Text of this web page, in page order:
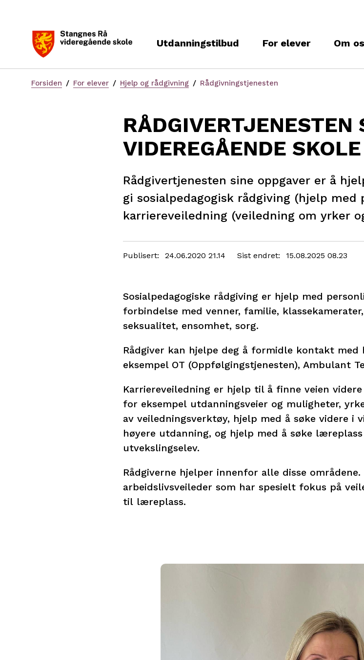
Utdanningstilbud For elever Om
Du
Forsiden For elever Hjelp og rådgivning Rådgivningstjenesten
RÅDGIVERTJENESTEN
VIDEREGÅENDE SKOLE
Rådgivertjenesten sine oppgaver er å
gi sosialpedagogisk rådgiving (hjelp med
karriereveiledning (veiledning om yrker
Publisert 24.06.2020 21.14 Sist endret 15.08.2025 08.23
Sosialpedagogiske rådgiving er hjelp med
forbindelse med venner, familie,
seksualitet, ensomhet, sorg.
Rådgiver kan hjelpe deg å formidle kontakt
eksempel OT (Oppfølgingstjenesten), Ambulant
Karriereveiledning er hjelp til å finne veien
for eksempel utdanningsveier og muligheter,
av veiledningsverktøy, hjelp med å søke videre i
høyere utdanning, og hjelp med å søke
utvekslingselev.
Rådgiverne hjelper innenfor alle disse
arbeidslivsveileder som har spesielt fokus på
til læreplass.